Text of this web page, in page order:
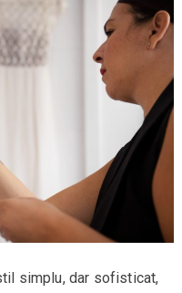
simplu, dar sofisticat,